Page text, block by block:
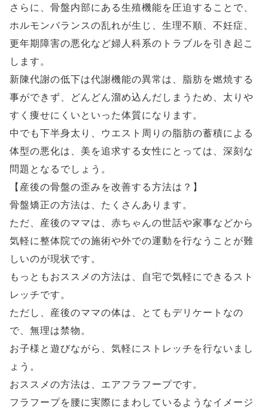
さらに、骨盤内部にある生殖機能を圧迫することで、
ホルモンバランスの乱れが生じ、生理不順、不妊症、
更年期障害の悪化など婦人科系のトラブルを引き起こ
します。
新陳代謝の低下は代謝機能の異常は、脂肪を燃焼する
事ができず、どんどん溜め込んだしまうため、太りや
すく痩せにくいといった体質になります。
中でも下半身太り、ウエスト周りの脂肪の蓄積による
体型の悪化は、美を追求する女性にとっては、深刻な
問題となるでしょう。
【産後の骨盤の歪みを改善する方法は？】
骨盤矯正の方法は、たくさんあります。
ただ、産後のママは、赤ちゃんの世話や家事などから
気軽に整体院での施術や外での運動を行なうことが難
しいのが現状です。
もっともおススメの方法は、自宅で気軽にできるスト
レッチです。
ただし、産後のママの体は、とてもデリケートなの
で、無理は禁物。
お子様と遊びながら、気軽にストレッチを行ないまし
ょう。
おススメの方法は、エアフラフープです。
フラフープを腰に実際にまわしているようなイメージ